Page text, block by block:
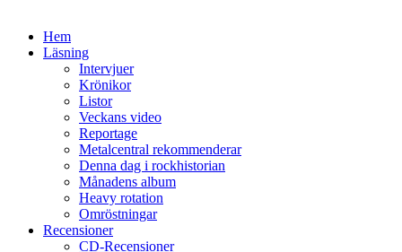
Hem
Läsning
Intervjuer
Krönikor
Listor
Veckans video
Reportage
Metalcentral rekommenderar
Denna dag i rockhistorian
Månadens album
Heavy rotation
Omröstningar
Recensioner
CD-Recensioner